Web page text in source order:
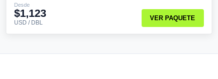
Desde
$1,123
USD / DBL
VER PAQUETE